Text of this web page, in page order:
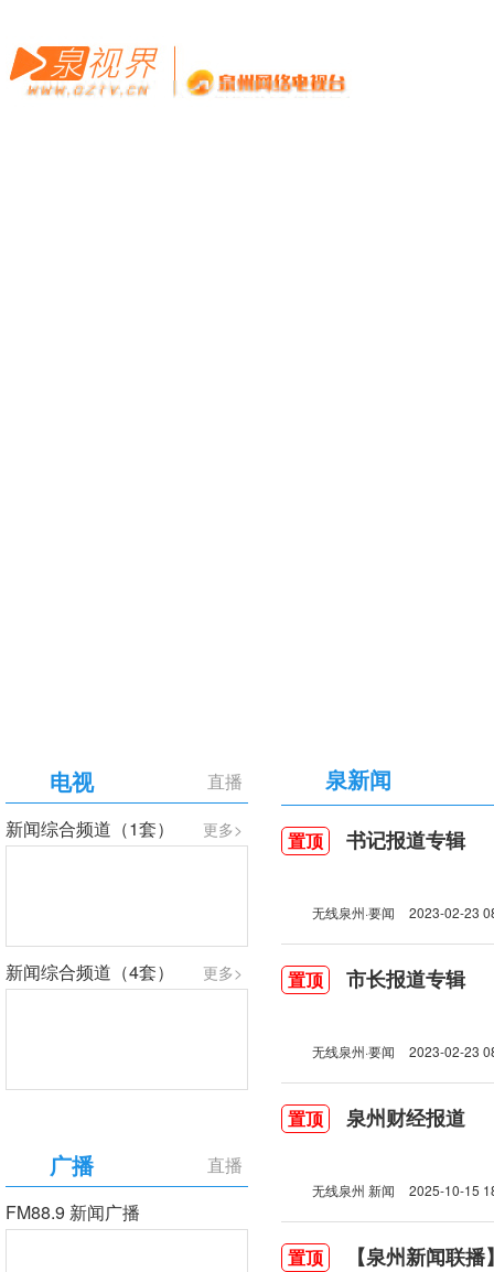
直播
电视
更多>
新闻综合频道（1套）
更多>
新闻综合频道（4套）
直播
广播
FM88.9 新闻广播
泉新闻
置顶 书记报道专辑
无线泉州·要闻 2023-02-23
置顶 市长报道专辑
无线泉州·要闻 2023-02-23
置顶 泉州财经报道
无线泉州 新闻 2025-10-15
置顶 【泉州新闻联